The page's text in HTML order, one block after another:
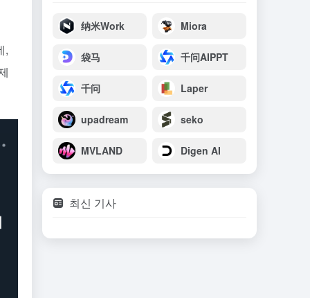
,
纳米Work Miora
袋马 千问AIPPT
千问 Laper
upadream seko
MVLAND Digen AI
최신 기사